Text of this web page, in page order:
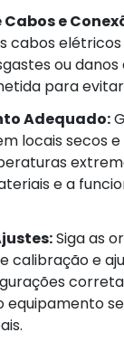
e
cabos elétricos
ou
para
Adequado:
locais secos
e a
Siga as
calibração e
equipamento